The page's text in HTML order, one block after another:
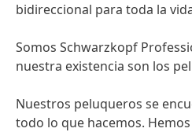
bidireccional para toda la
Somos Schwarzkopf
nuestra existencia son los
Nuestros peluqueros se
todo lo que hacemos.